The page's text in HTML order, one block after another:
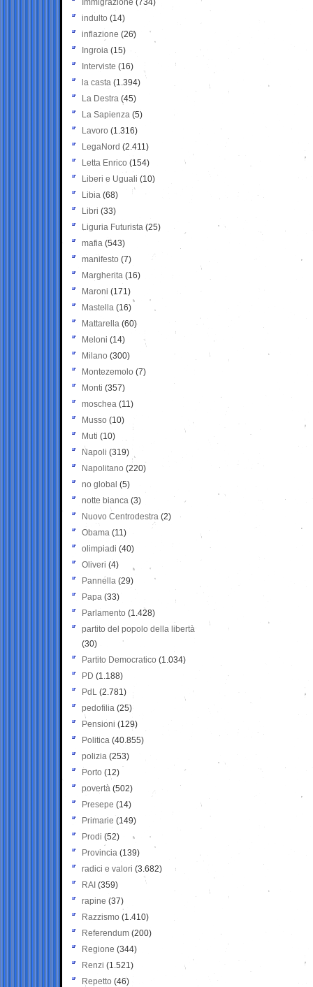
Immigrazione (734)
indulto (14)
inflazione (26)
Ingroia (15)
Interviste (16)
la casta (1.394)
La Destra (45)
La Sapienza (5)
Lavoro (1.316)
LegaNord (2.411)
Letta Enrico (154)
Liberi e Uguali (10)
Libia (68)
Libri (33)
Liguria Futurista (25)
mafia (543)
manifesto (7)
Margherita (16)
Maroni (171)
Mastella (16)
Mattarella (60)
Meloni (14)
Milano (300)
Montezemolo (7)
Monti (357)
moschea (11)
Musso (10)
Muti (10)
Napoli (319)
Napolitano (220)
no global (5)
notte bianca (3)
Nuovo Centrodestra (2)
Obama (11)
olimpiadi (40)
Oliveri (4)
Pannella (29)
Papa (33)
Parlamento (1.428)
partito del popolo della libertà
(30)
Partito Democratico (1.034)
PD (1.188)
PdL (2.781)
pedofilia (25)
Pensioni (129)
Politica (40.855)
polizia (253)
Porto (12)
povertà (502)
Presepe (14)
Primarie (149)
Prodi (52)
Provincia (139)
radici e valori (3.682)
RAI (359)
rapine (37)
Razzismo (1.410)
Referendum (200)
Regione (344)
Renzi (1.521)
Repetto (46)